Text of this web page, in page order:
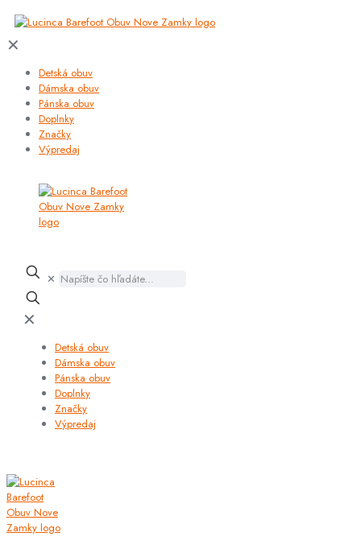
✕
Detská obuv
Dámska obuv
Pánska obuv
Doplnky
Značky
Výpredaj
✕
✕
Detská obuv
Dámska obuv
Pánska obuv
Doplnky
Značky
Výpredaj